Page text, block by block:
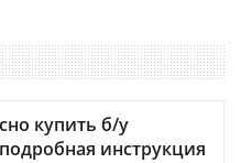
купить б/у
инструкция